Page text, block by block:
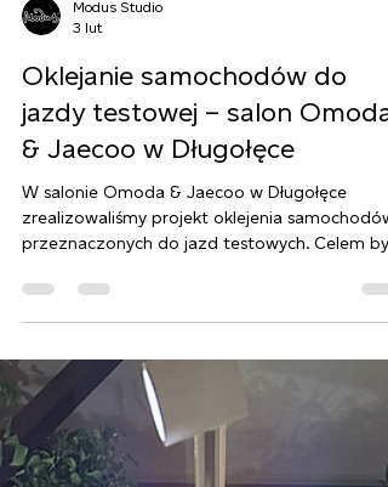
Modus Studio
Oklejanie samochodów do
jazdy testowej – salon Omoda
& Jaecoo w Długołęce
W salonie Omoda & Jaecoo w Długołęce
zrealizowaliśmy projekt oklejenia samochodów
stworzenie spójnej, czytelnej i nowoczesnej
identyfikacji wizualnej, która będzie widoczna
miejskiej.